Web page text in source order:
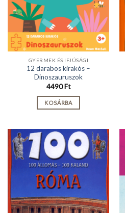
GYERMEK ÉS IFJÚSÁGI
12 darabos kirakós –
Dinoszauruszok
4490Ft
KOSÁRBA